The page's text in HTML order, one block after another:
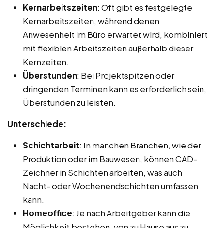
Kernarbeitszeiten: Oft gibt es festgelegte
Kernarbeitszeiten, während denen
Anwesenheit im Büro erwartet wird, kombiniert
mit flexiblen Arbeitszeiten außerhalb dieser
Kernzeiten.
Überstunden: Bei Projektspitzen oder
dringenden Terminen kann es erforderlich sein,
Überstunden zu leisten.
Unterschiede:
Schichtarbeit: In manchen Branchen, wie der
Produktion oder im Bauwesen, können CAD-
Zeichner in Schichten arbeiten, was auch
Nacht- oder Wochenendschichten umfassen
kann.
Homeoffice: Je nach Arbeitgeber kann die